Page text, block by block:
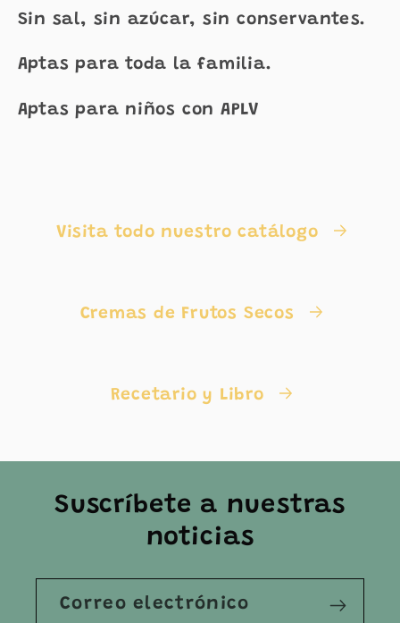
Sin sal, sin azúcar, sin conservantes.
Aptas para toda la familia.
Aptas para niños con APLV
Visita todo nuestro catálogo
Cremas de Frutos Secos
Recetario y Libro
Suscríbete a nuestras
noticias
Correo electrónico